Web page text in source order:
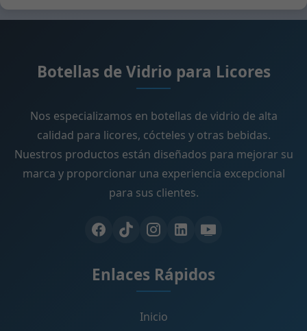
Botellas de Vidrio para Licores
Nos especializamos en botellas de vidrio de alta
calidad para licores, cócteles y otras bebidas.
Nuestros productos están diseñados para mejorar su
marca y proporcionar una experiencia excepcional
para sus clientes.
Enlaces Rápidos
Inicio